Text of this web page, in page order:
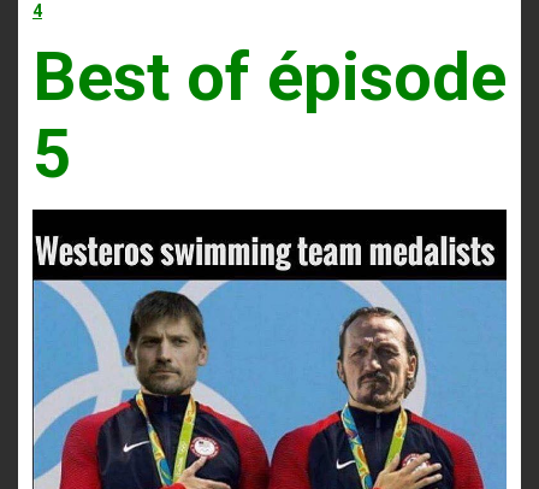
4
Best of épisode
5